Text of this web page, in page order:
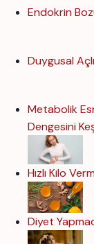
Endokrin
Duygusal
Metabolik
Dengesini
Hızlı Kilo
Diyet